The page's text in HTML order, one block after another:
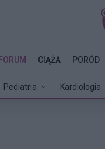
Pediatria Kardiologia
FORUM CIĄŻA PORÓD